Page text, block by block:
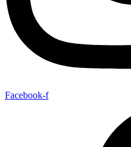
Facebook-f